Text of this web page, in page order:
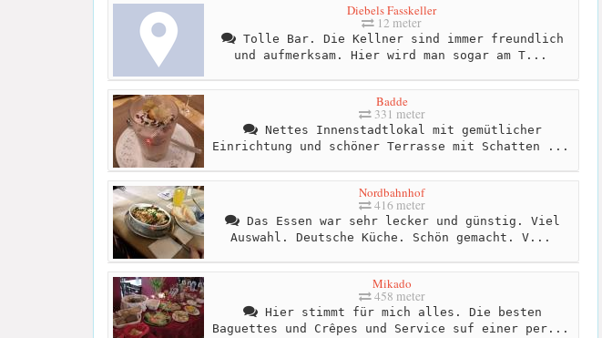
Diebels Fasskeller
12 meter
Tolle Bar. Die Kellner sind immer freundlich
und aufmerksam. Hier wird man sogar am T...
Badde
331 meter
Nettes Innenstadtlokal mit gemütlicher
Einrichtung und schöner Terrasse mit Schatten ...
Nordbahnhof
416 meter
Das Essen war sehr lecker und günstig. Viel
Auswahl. Deutsche Küche. Schön gemacht. V...
Mikado
458 meter
Hier stimmt für mich alles. Die besten
Baguettes und Crêpes und Service suf einer per...